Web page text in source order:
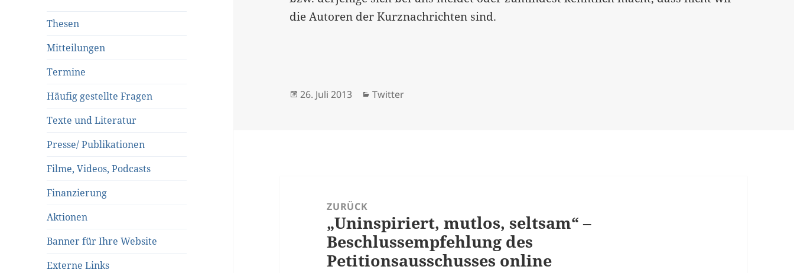
Thesen
Mitteilungen
Termine
Häufig gestellte Fragen
Texte und Literatur
Presse/ Publikationen
Filme, Videos, Podcasts
Finanzierung
Aktionen
Banner für Ihre Website
Externe Links
die Autoren der Kurznachrichten sind.
Veröffentlicht
26. Juli 2013 Kategorien
Twitter
NavigationZURÜCK
Vorheriger
Beitrag:
„Uninspiriert, mutlos, seltsam“ –
Beschlussempfehlung des
Petitionsausschusses online